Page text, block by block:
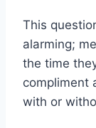
This
alarming;
the time
compliment
with or